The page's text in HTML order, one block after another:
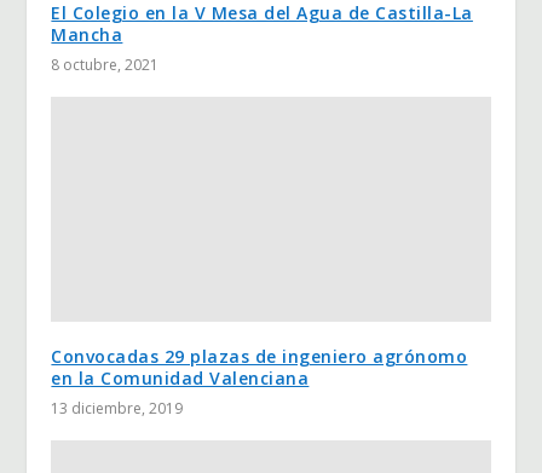
El Colegio en la V Mesa del Agua de Castilla-La
Mancha
8 octubre, 2021
Convocadas 29 plazas de ingeniero agrónomo
en la Comunidad Valenciana
13 diciembre, 2019